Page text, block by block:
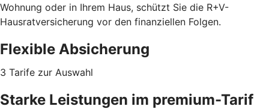
Wohnung oder in Ihrem Haus, schützt Sie die R+V-
Hausratversicherung vor den finanziellen Folgen.
Flexible Absicherung
3 Tarife zur Auswahl
Starke Leistungen im premium-Tarif